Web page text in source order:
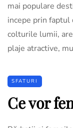
mai populare
incepe prin faptul
colturile lumii,
plaje atractive,
SFATURI
Ce vor